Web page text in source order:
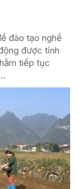
đào tạo nghề
được tỉnh
tiếp tục